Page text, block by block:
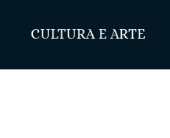
CULTURA E ARTE